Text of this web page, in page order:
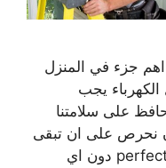
اهم جزء في المنزل
يجب
على سلامتنا
ان نحرص على ان تبقى
كهرباء المنزل تعمل بشكل ممتاز perfect دون اي